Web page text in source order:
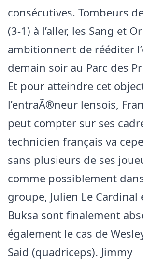
consécutives. Tombeurs
(3-1) à l’aller, les Sang et Or
ambitionnent de rééditer
demain soir au Parc des
Et pour atteindre cet
l’entraÃ®neur lensois,
peut compter sur ses
technicien français va
sans plusieurs de ses
comme possiblement
groupe, Julien Le Cardinal
Buksa sont finalement
également le cas de
Said (quadriceps). Jimmy